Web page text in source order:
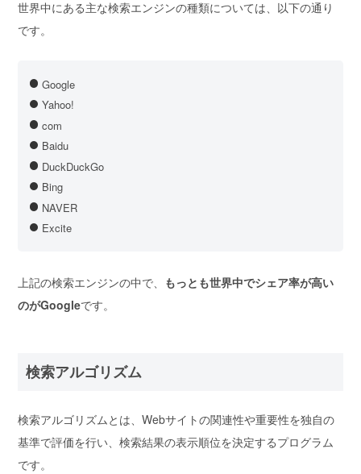
世界中にある主な検索エンジンの種類については、以下の通り
です。
Google
Yahoo!
com
Baidu
DuckDuckGo
Bing
NAVER
Excite
上記の検索エンジンの中で、 もっとも世界中でシェア率が高い
のがGoogleです。
検索アルゴリズム
検索アルゴリズムとは、Webサイトの関連性や重要性を独自の
基準で評価を行い、検索結果の表示順位を決定するプログラム
です。